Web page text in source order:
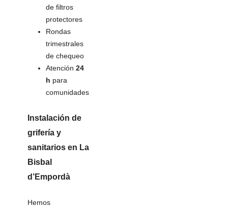
de filtros
protectores
Rondas
trimestrales
de chequeo
Atención 24
h para
comunidades
Instalación de
grifería y
sanitarios en La
Bisbal
d’Empordà
Hemos